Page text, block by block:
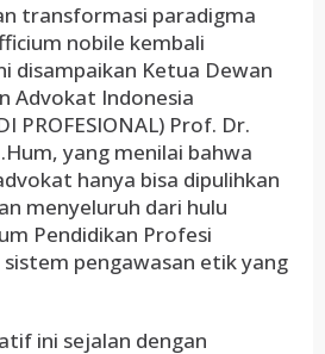
transformasi paradigma
nobile kembali
disampaikan Ketua Dewan
Advokat Indonesia
PROFESIONAL) Prof. Dr.
yang menilai bahwa
hanya bisa dipulihkan
menyeluruh dari hulu
Pendidikan Profesi
pengawasan etik yang
ini sejalan dengan